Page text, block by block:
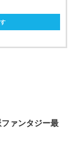
ァンタジー最